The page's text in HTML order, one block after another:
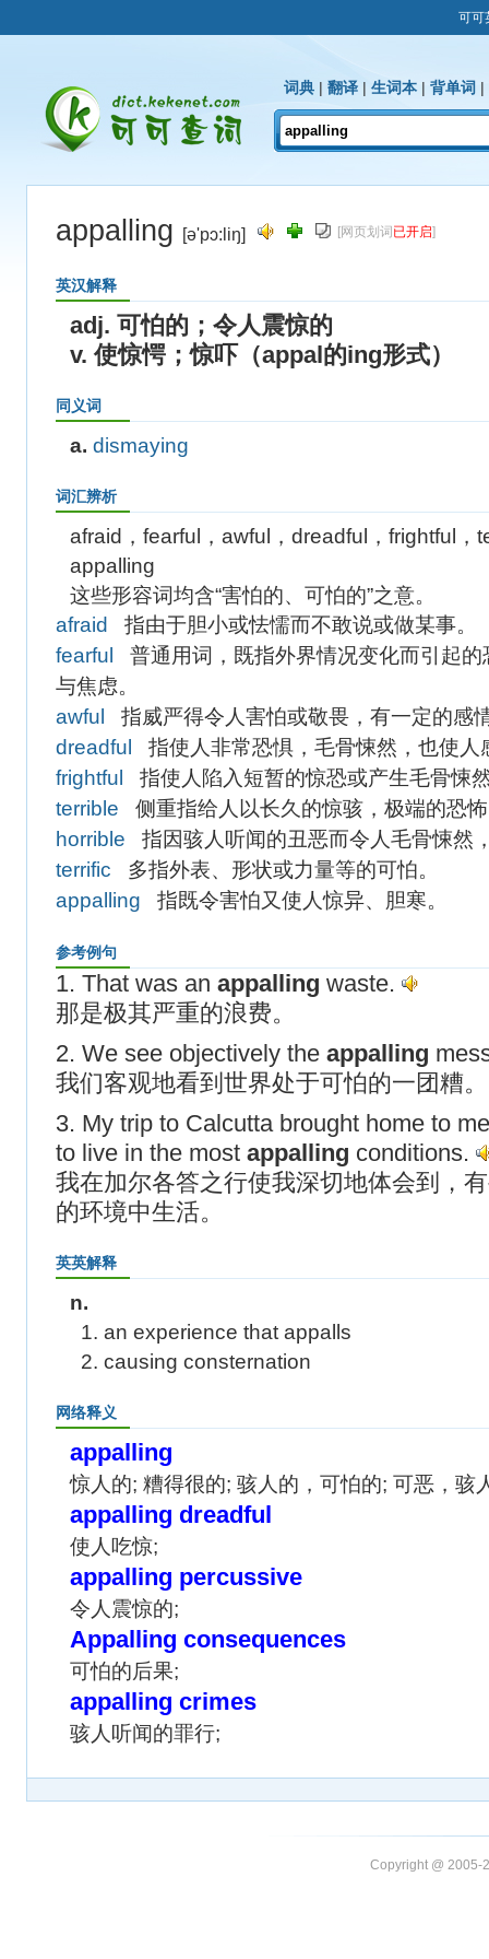
可可
词典 | 翻译 | 生词本 | 背单词 |
appalling [ə'pɔ:liŋ] [网页划词 已开启]
英汉解释
adj. 可怕的；令人震惊的
v. 使惊愕；惊吓（appal的ing形式）
同义词
a. dismaying
词汇辨析
afraid，fearful，awful，dreadful，frightful，
appalling
这些形容词均含“害怕的、可怕的”之意。
afraid
指由于胆小或怯懦而不敢说或做某事。
fearful
普通用词，既指外界情况变化而引起
与焦虑。
awful
指威严得令人害怕或敬畏，有一定的感
dreadful
指使人非常恐惧，毛骨悚然，也使人
frightful
指使人陷入短暂的惊恐或产生毛骨悚
terrible 侧重指给人以长久的惊骇，极端的恐
horrible 指因骇人听闻的丑恶而令人毛骨悚然
terrific 多指外表、形状或力量等的可怕。
appalling 指既令害怕又使人惊异、胆寒。
参考例句
1. That was an appalling waste.
那是极其严重的浪费。
2. We see objectively the appalling
我们客观地看到世界处于可怕的一团糟。
3. My trip to Calcutta brought home to
to live in the most appalling conditions.
我在加尔各答之行使我深切地体会到，
的环境中生活。
英英解释
n.
1. an experience that appalls
2. causing consternation
网络释义
appalling
惊人的; 糟得很的; 骇人的，可怕的; 可恶，骇
appalling dreadful
使人吃惊;
appalling percussive
令人震惊的;
Appalling consequences
可怕的后果;
appalling crimes
骇人听闻的罪行;
Copyright @